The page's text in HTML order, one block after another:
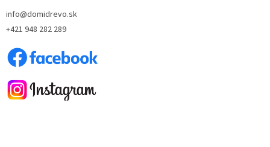
info@domidrevo.sk
+421 948 282 289